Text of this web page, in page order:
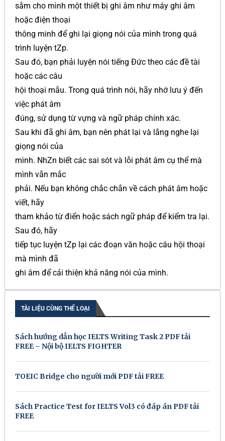
sắm cho mình một thiết bị ghi âm như máy ghi âm
hoặc điện thoại
thông minh để ghi lại giọng nói của mình trong quá
trình luyện tZp.
Sau đó, bạn phải luyện nói tiếng Đức theo các đề tài
hoặc các câu
hội thoại mẫu. Trong quá trình nói, hãy nhớ lưu ý đến
việc phát âm
đúng, sử dụng từ vựng và ngữ pháp chính xác.
Sau khi đã ghi âm, bạn nên phát lại và lắng nghe lại
giọng nói của
mình. NhZn biết các sai sót và lỗi phát âm cụ thể mà
mình vẫn mắc
phải. Nếu bạn không chắc chắn về cách phát âm hoặc
viết, hãy
tham khảo từ điển hoặc sách ngữ pháp để kiểm tra lại.
Sau đó, hãy
tiếp tục luyện tZp lại các đoạn văn hoặc câu hội thoại
mà mình đã
ghi âm để cải thiện khả năng nói của mình.
TÀI LIỆU CÙNG THỂ LOẠI
Sách hướng dẫn học IELTS Writing Task 2 PDF tải
FREE – Nội bộ IELTS FIGHTER
TOEIC Bridge cho người mới PDF tải FREE
Sách Practice Test for IELTS Vol3 có đáp án PDF tải
FREE